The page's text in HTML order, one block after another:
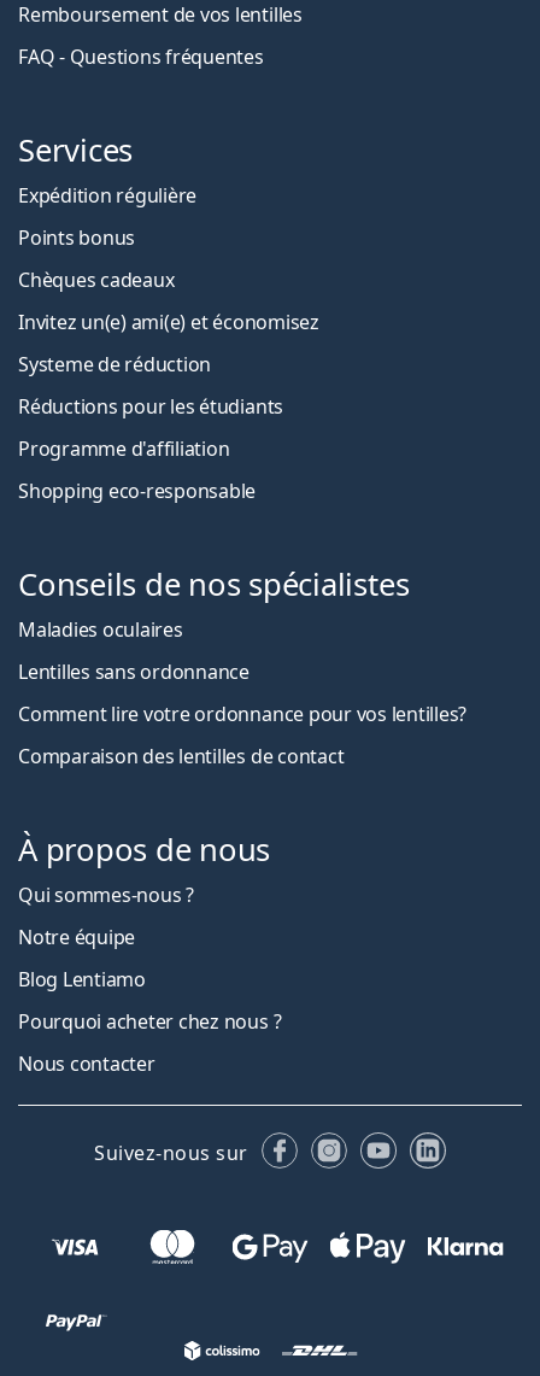
Remboursement de vos lentilles
FAQ - Questions fréquentes
Services
Expédition régulière
Points bonus
Chèques cadeaux
Invitez un(e) ami(e) et économisez
Systeme de réduction
Réductions pour les étudiants
Programme d'affiliation
Shopping eco-responsable
Conseils de nos spécialistes
Maladies oculaires
Lentilles sans ordonnance
Comment lire votre ordonnance pour vos lentilles?
Comparaison des lentilles de contact
À propos de nous
Qui sommes-nous ?
Notre équipe
Blog Lentiamo
Pourquoi acheter chez nous ?
Nous contacter
Suivez-nous sur FacebookInstagram
YouTubeLinkedIn